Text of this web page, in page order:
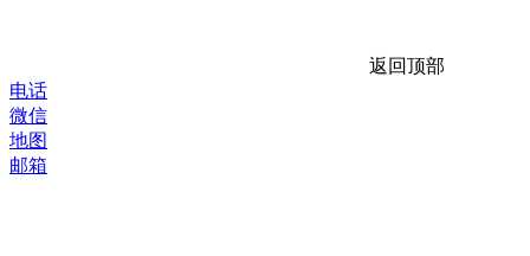
返回顶部
电话
微信
地图
邮箱